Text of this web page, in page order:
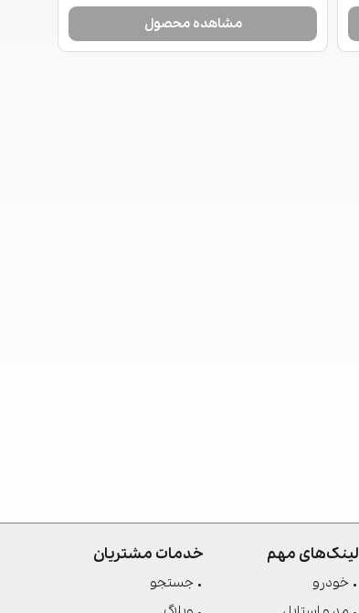
مشاهده محصول
لینک‌های مهم
خودرو
خدمات مشتریان
جستجو